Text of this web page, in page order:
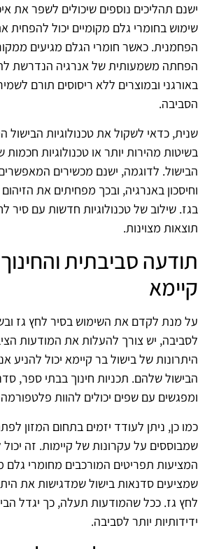
ישנם תהליכים נוספים שיכולים לשפר את
שימוש בחומרי גלם מקומיים יכול להפחית
הפחמנית. כאשר חומרי הגלם מגיעים
הפחתה משמעותית של אנרגיה הנדרשת
באורגני ובמוצרים ללא ריסוסים תורם
הסביבה.
שנית, כדאי לשקול את טכנולוגיות
בשיטות מהירות יותר או טכנולוגיות
הבישול. לדוגמה, ישנם מכשירים
וחיסכון באנרגיה, ובכך מפחיתים את
בגז. שילוב של טכנולוגיות חדשות עם סיר
תוצאות מצוינות.
תודעה סביבתית
קיימא
על מנת לקדם את השימוש בסיר לחץ גז
לסביבה, יש צורך להעלות את המודעות
היתרונות של בישול בר קיימא יכול להניע
הבישול שלהם. תכניות חינוך בבתי ספר,
ומפגשים עם שפים יכולים להוות
כמו כן, ניתן לעודד יזמים בתחום המזון
שמבוססים על עקרונות של קיימות. זה
המציעות תפריטים המורכבים מחומרי גלם
שמציעים סדנאות בישול שמדגישות את
לחץ גז. ככל שהמודעות תעלה, כך יגדל
ידידותיות יותר לסביבה.